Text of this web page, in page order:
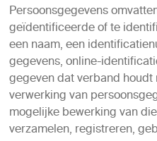
Persoonsgegevens
geïdentificeerde of te
een naam, een
gegevens, online-
gegeven dat verband
verwerking van
mogelijke bewerking van
verzamelen, registreren,